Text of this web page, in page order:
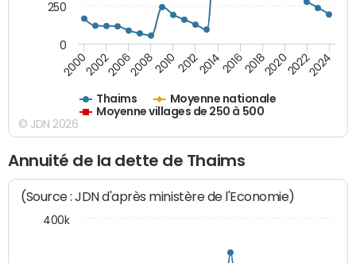
Thaims
Moyenne nationale
Moyenne villages de 250 à 500
200020022006200820102012201420162018202020222024
0
250
© JDN 2026
Annuité de la dette de Thaims
(Source : JDN d'après ministère de l'Economie)
400k